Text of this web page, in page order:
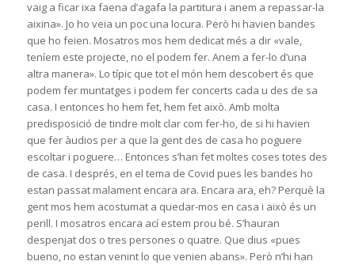
vaig a ficar ixa faena d’agafa la partitura i anem a repassar-la
aixina». Jo ho veia un poc una locura. Però hi havien bandes
que ho feien. Mosatros mos hem dedicat més a dir «vale,
teníem este projecte, no el podem fer. Anem a fer-lo d’una
altra manera». Lo típic que tot el món hem descobert és que
podem fer muntatges i podem fer concerts cada u des de sa
casa. I entonces ho hem fet, hem fet això. Amb molta
predisposició de tindre molt clar com fer-ho, de si hi havien
que fer àudios per a que la gent des de casa ho poguere
escoltar i poguere… Entonces s’han fet moltes coses totes des
de casa. I després, en el tema de Covid pues les bandes ho
estan passat malament encara ara. Encara ara, eh? Perquè la
gent mos hem acostumat a quedar-mos en casa i això és un
perill. I mosatros encara ací estem prou bé. S’hauran
despenjat dos o tres persones o quatre. Que dius «pues
bueno, no estan venint lo que venien abans». Però n’hi han